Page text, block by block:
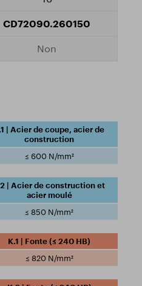
CD72090.260150
Non
| Acier de coupe, acier de
construction
≤ 600 N/mm²
| Acier de construction et
acier moulé
≤ 850 N/mm²
K.1 | Fonte (≤ 240 HB)
≤ 820 N/mm²